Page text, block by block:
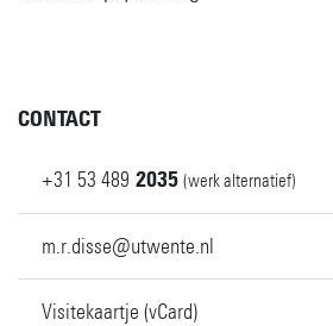
CONTACT
+31 53 489 2035 (werk alternatief)
m.r.disse@utwente.nl
Visitekaartje (vCard)